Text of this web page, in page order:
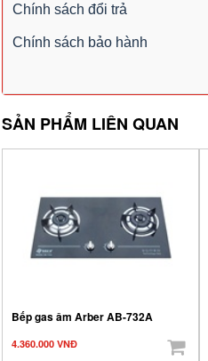
Chính sách đổi trả
Chính sách bảo hành
SẢN PHẨM LIÊN QUAN
Bếp gas âm Arber AB-732A
4.360.000 VNĐ